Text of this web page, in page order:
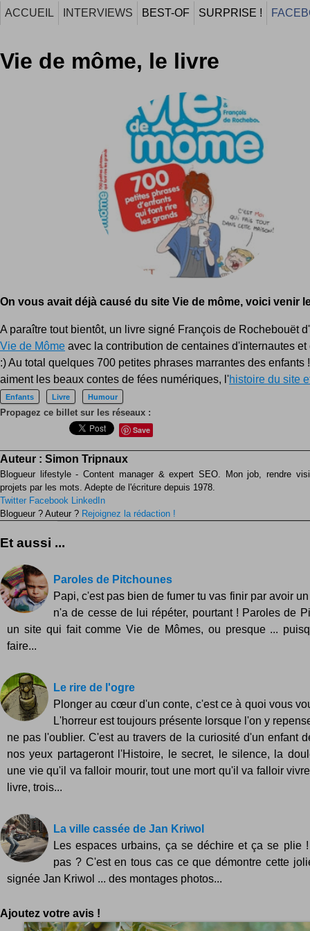
ACCUEIL INTERVIEWS BEST-OF SURPRISE !
Vie de môme, le livre
On vous avait déjà causé du site Vie de môme, voici venir
A paraître tout bientôt, un livre signé François de Rochebouët
Vie de Môme avec la contribution de centaines d'internautes et
:) Au total quelques 700 petites phrases marrantes des enfants
aiment les beaux contes de fées numériques, l'histoire du site
Enfants Livre Humour
Propagez ce billet sur les réseaux :
Save
Auteur : Simon Tripnaux
Blogueur lifestyle - Content manager & expert SEO. Mon job, rendre
projets par les mots. Adepte de l'écriture depuis 1978.
Twitter Facebook LinkedIn
Blogueur ? Auteur ? Rejoignez la rédaction !
Et aussi ...
Paroles de Pitchounes
Papi, c'est pas bien de fumer tu vas finir par avoir
n'a de cesse de lui répéter, pourtant ! Paroles de
un site qui fait comme Vie de Mômes, ou presque ...
faire...
Le rire de l'ogre
Plonger au cœur d'un conte, c'est ce à quoi vous
L'horreur est toujours présente lorsque l'on y
ne pas l'oublier. C'est au travers de la curiosité d'un enfant
nos yeux partageront l'Histoire, le secret, le silence, la
une vie qu'il va falloir mourir, tout une mort qu'il va falloir
livre, trois...
La ville cassée de Jan Kriwol
Les espaces urbains, ça se déchire et ça se plie
pas ? C'est en tous cas ce que démontre cette
signée Jan Kriwol ... des montages photos...
Ajoutez votre avis !